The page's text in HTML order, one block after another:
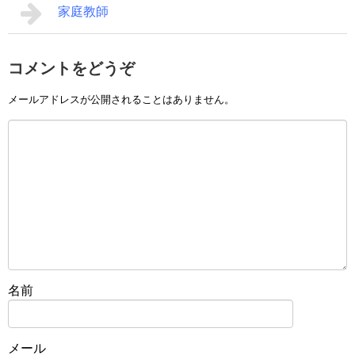
家庭教師
コメントをどうぞ
メールアドレスが公開されることはありません。
名前
メール